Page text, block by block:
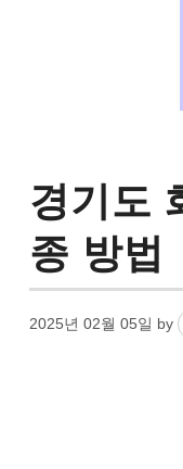
경기도
종 방법
2025년 02월 05일 by